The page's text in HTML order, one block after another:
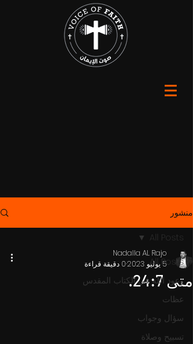
منشور
All Posts
وعود الله في الكتاب المقدس
عظات
سؤال وجواب
تسبيح وصلاة
All Posts
متى 24:7.
Nadalla AL Rajo
5 يوليو 2023
0 دقيقة قراءة